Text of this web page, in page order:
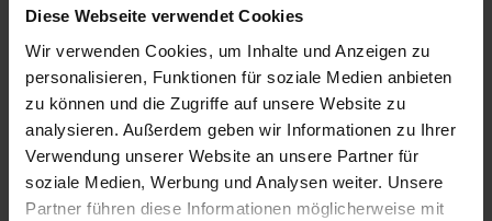
Diese Webseite verwendet Cookies
Wir verwenden Cookies, um Inhalte und Anzeigen zu
personalisieren, Funktionen für soziale Medien anbieten
zu können und die Zugriffe auf unsere Website zu
analysieren. Außerdem geben wir Informationen zu Ihrer
Verwendung unserer Website an unsere Partner für
soziale Medien, Werbung und Analysen weiter. Unsere
Partner führen diese Informationen möglicherweise mit
Integrale Beratung
ESG und EU-Taxonomie Beratung
Gebäudezertifizierung
Gutachten
Projektmonitoring
IT Services
Referenzen
Über uns
Karriere